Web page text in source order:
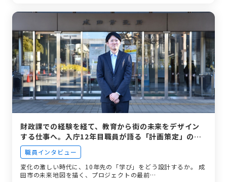
財政課での経験を経て、教育から街の未来をデザイン
する仕事へ。入庁12年目職員が語る「計画策定」のリ
アル。
職員インタビュー
変化の激しい時代に、10年先の「学び」をどう設計するか。 成
田市の未来地図を描く、プロジェクトの最前…